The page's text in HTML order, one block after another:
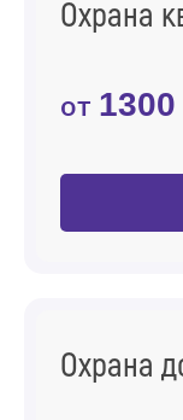
Охрана
от 1300
Охрана